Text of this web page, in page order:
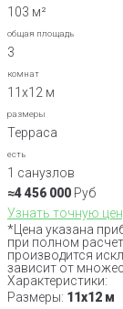
103 м²
общая площадь
3
комнат
11x12 м
размеры
Терраса
есть
1 санузлов
≈4 456 000 Руб
Узнать точную
*Цена указана
при полном
производится
зависит от
Характеристики:
Размеры: 11x12 м